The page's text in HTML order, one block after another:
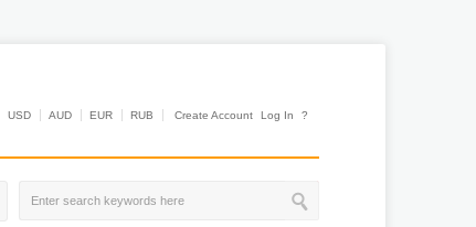
USD AUD EUR RUB Create Account Log In ?